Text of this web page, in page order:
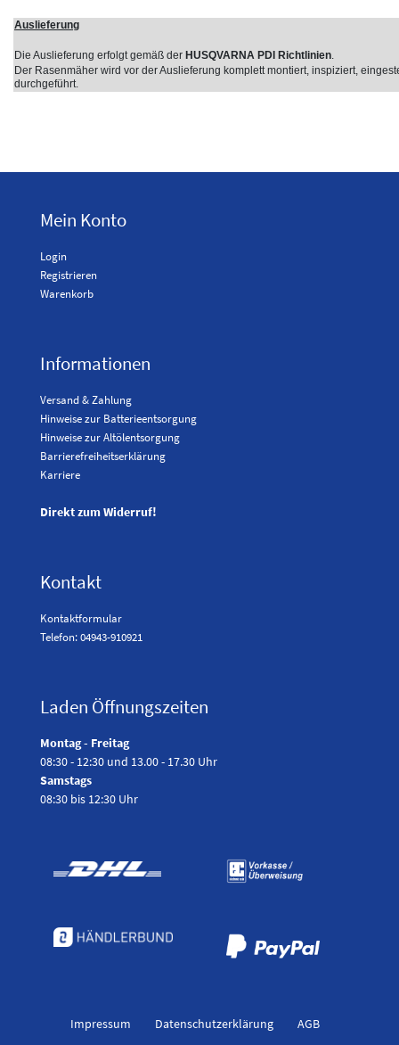
Auslieferung
Die Auslieferung erfolgt gemäß der HUSQVARNA PDI Richtlinien.
Der Rasenmäher wird vor der Auslieferung komplett montiert, inspiziert,
durchgeführt.
Mein Konto
Login
Registrieren
Warenkorb
Informationen
Versand & Zahlung
Hinweise zur Batterieentsorgung
Hinweise zur Altölentsorgung
Barrierefreiheitserklärung
Karriere
Direkt zum Widerruf!
Kontakt
Kontaktformular
Telefon: 04943-910921
Laden Öffnungszeiten
Montag - Freitag
08:30 - 12:30 und 13.00 - 17.30 Uhr
Samstags
08:30 bis 12:30 Uhr
Impressum Daten­schutz­erklärung AGB